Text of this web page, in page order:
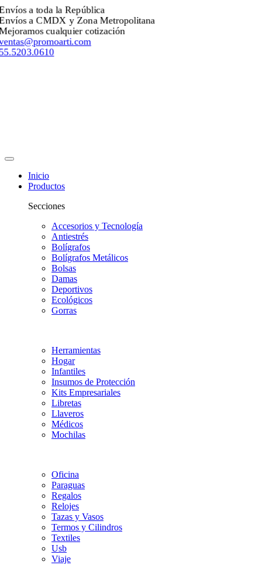
Envíos a toda la República
Envíos a CMDX y Zona Metropolitana
Mejoramos cualquier cotización
ventas@promoarti.com
55.5203.0610
Inicio
Productos
Secciones
Accesorios y Tecnología
Antiestrés
Bolígrafos
Bolígrafos Metálicos
Bolsas
Damas
Deportivos
Ecológicos
Gorras
Herramientas
Hogar
Infantiles
Insumos de Protección
Kits Empresariales
Libretas
Llaveros
Médicos
Mochilas
Oficina
Paraguas
Regalos
Relojes
Tazas y Vasos
Termos y Cilindros
Textiles
Usb
Viaje